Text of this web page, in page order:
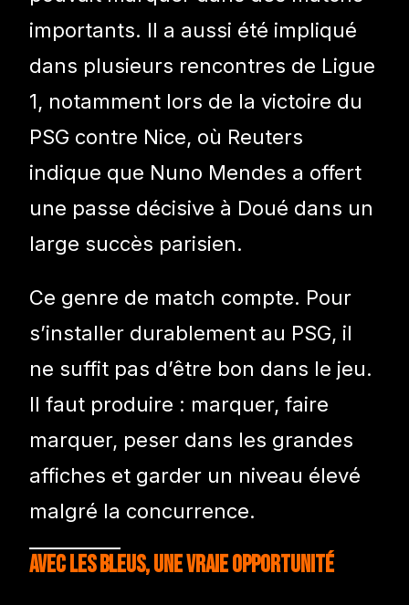
importants. Il a aussi été impliqué
dans plusieurs rencontres de Ligue
1, notamment lors de la victoire du
PSG contre Nice, où Reuters
indique que Nuno Mendes a offert
une passe décisive à Doué dans un
large succès parisien.
Ce genre de match compte. Pour
s’installer durablement au PSG, il
ne suffit pas d’être bon dans le jeu.
Il faut produire : marquer, faire
marquer, peser dans les grandes
affiches et garder un niveau élevé
malgré la concurrence.
Avec les Bleus, une vraie opportunité